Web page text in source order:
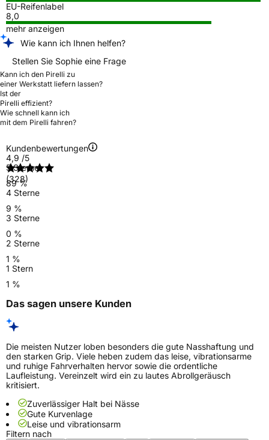
EU-Reifenlabel
8,0
mehr anzeigen
Wie kann ich Ihnen helfen?
Stellen Sie Sophie eine Frage
Kann ich den Pirelli zu
einer Werkstatt liefern lassen?
Ist der
Pirelli effizient?
Wie schnell kann ich
mit dem Pirelli fahren?
Kundenbewertungen
4,9 /5
(328)
5 Sterne
89 %
4 Sterne
9 %
3 Sterne
0 %
2 Sterne
1 %
1 Stern
1 %
Das sagen unsere Kunden
Die meisten Nutzer loben besonders die gute Nasshaftung und
den starken Grip. Viele heben zudem das leise, vibrationsarme
und ruhige Fahrverhalten hervor sowie die ordentliche
Laufleistung. Vereinzelt wird ein zu lautes Abrollgeräusch
kritisiert.
Zuverlässiger Halt bei Nässe
Gute Kurvenlage
Leise und vibrationsarm
Filtern nach